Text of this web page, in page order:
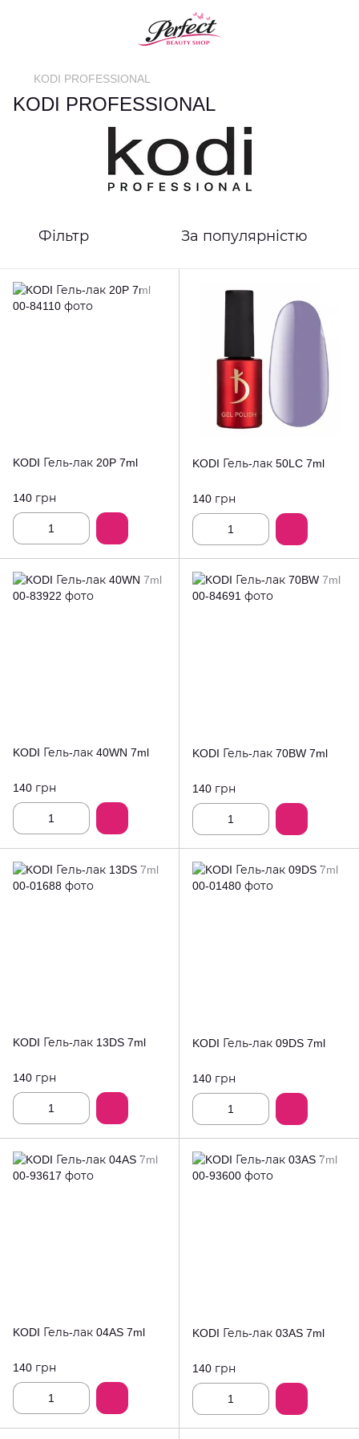
KODI PROFESSIONAL
KODI PROFESSIONAL
Фільтр За популярністю
KODI Гель-лак 20P 7ml
140 грн
KODI Гель-лак 50LC 7ml
140 грн
KODI Гель-лак 40WN 7ml
140 грн
KODI Гель-лак 70BW 7ml
140 грн
KODI Гель-лак 13DS 7ml
140 грн
KODI Гель-лак 09DS 7ml
140 грн
KODI Гель-лак 04AS 7ml
140 грн
KODI Гель-лак 03AS 7ml
140 грн